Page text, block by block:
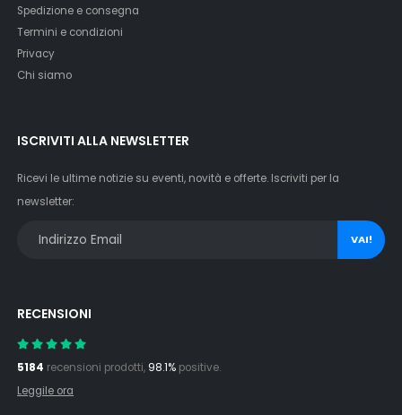
Spedizione e consegna
Termini e condizioni
Privacy
Chi siamo
ISCRIVITI ALLA NEWSLETTER
Ricevi le ultime notizie su eventi, novità e offerte. Iscriviti per la
newsletter:
VAI!
RECENSIONI
5184 recensioni prodotti, 98.1% positive.
Leggile ora